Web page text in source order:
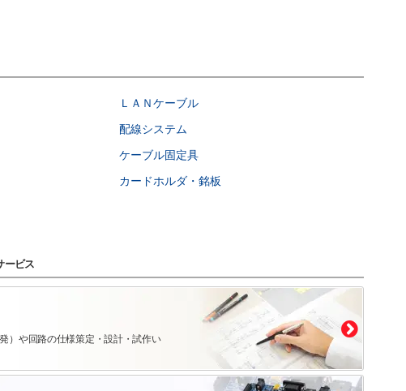
ＬＡＮケーブル
配線システム
ケーブル固定具
カードホルダ・銘板
ービス
）や回路の仕様策定・設計・試作い